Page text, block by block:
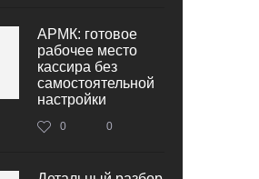
АРМК: готовое
рабочее место
кассира без
самостоятельной
настройки
0 0